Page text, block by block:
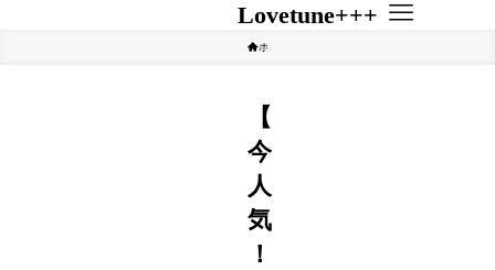
Lovetune+++
ホーム
【
今
人
気
！